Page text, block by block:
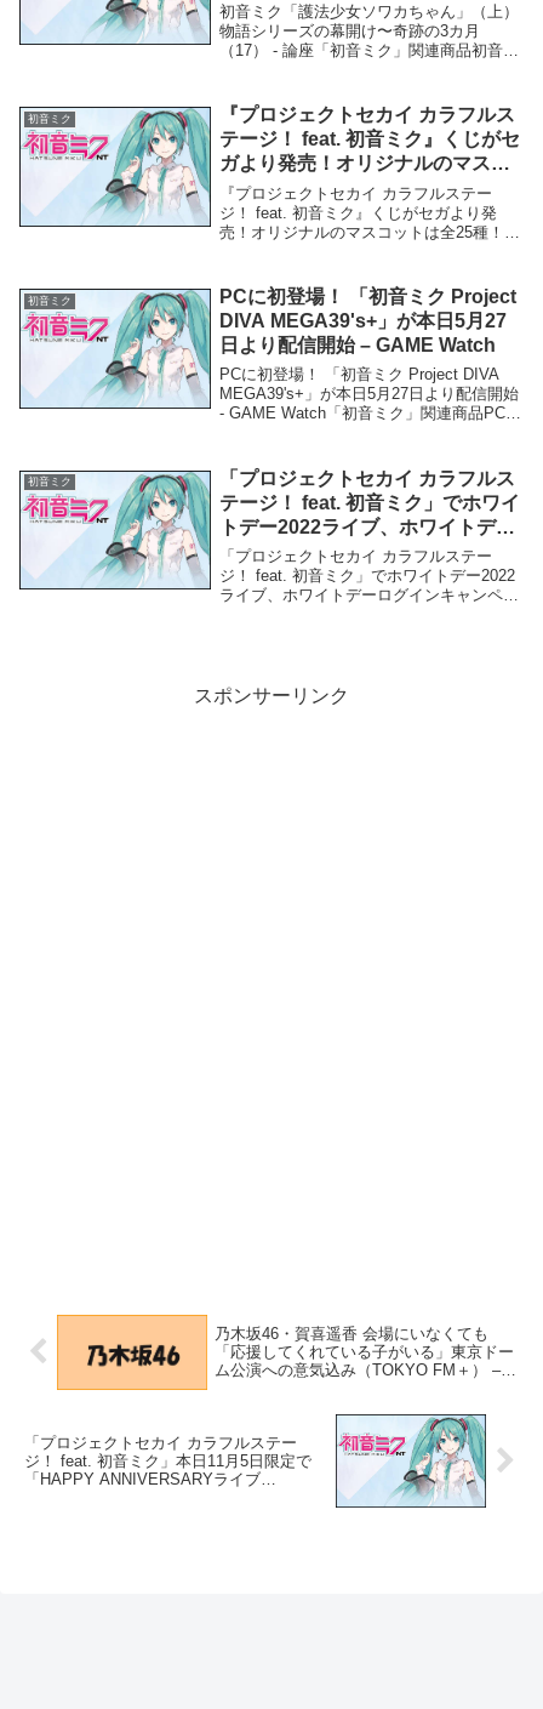
初音ミク「護法少女ソワカちゃん」（上）
物語シリーズの幕開け〜奇跡の3カ月
（17） - 論座「初音ミク」関連商品初音ミ
座 初音ミク「護法少女ソワカちゃん」
（上）...
初音ミク
『プロジェクトセカイ カラフルス
テージ！ feat. 初音ミク』くじがセ
ガより発売！オリジナルのマスコ
ットは全25種！ – PR TIMES
『プロジェクトセカイ カラフルステー
ジ！ feat. 初音ミク』くじがセガより発
売！オリジナルのマスコットは全25種！ -
音ミク』くじがセガより発...
初音ミク
PCに初登場！ 「初音ミク Project
DIVA MEGA39's+」が本日5月27
日より配信開始 – GAME Watch
PCに初登場！ 「初音ミク Project DIVA
MEGA39's+」が本日5月27日より配信開始
- GAME Watch「初音ミク」関連商品PCに
初音ミク
「プロジェクトセカイ カラフルス
テージ！ feat. 初音ミク」でホワイ
トデー2022ライブ、ホワイトデー
ログインキャンペーンが開催！｜
ゲーム情報サイト Gamer – Gamer
「プロジェクトセカイ カラフルステー
ジ！ feat. 初音ミク」でホワイトデー2022
ライブ、ホワイトデーログインキャンペー
スポンサーリンク
乃木坂46・賀喜遥香 会場にいなくても
「応援してくれている子がいる」東京ドー
ム公演への意気込み（TOKYO FM＋） –
「プロジェクトセカイ カラフルステー
ジ！ feat. 初音ミク」本日11月5日限定で
「HAPPY ANNIVERSARYライブ